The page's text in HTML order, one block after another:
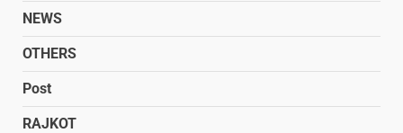
NEWS
OTHERS
Post
RAJKOT